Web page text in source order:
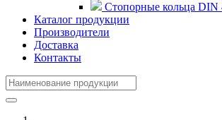
Стопорные кольца DIN
Каталог продукции
Производители
Доставка
Контакты